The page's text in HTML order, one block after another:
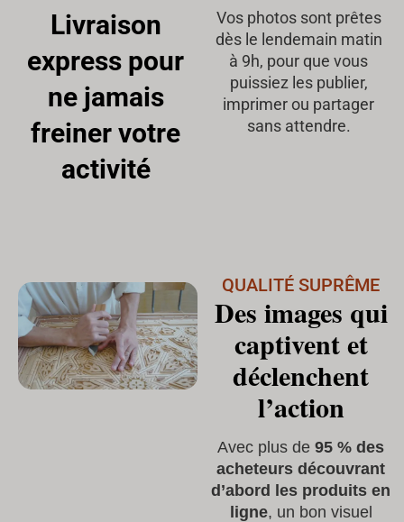
Livraison
express pour
ne jamais
freiner votre
activité
Vos photos sont prêtes
dès le lendemain matin
à 9h, pour que vous
puissiez les publier,
imprimer ou partager
sans attendre.
QUALITÉ SUPRÊME
Des images qui
captivent et
déclenchent
l’action
Avec plus de95 % des
acheteurs découvrant
d’abord les produits en
ligne, un bon visuel